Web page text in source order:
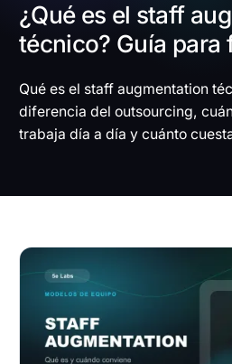
Trabajo
Contacto
¿Qué es el staff
técnico? Guía para
Qué es el staff augmentation
diferencia del outsourcing,
trabaja día a día y cuánto